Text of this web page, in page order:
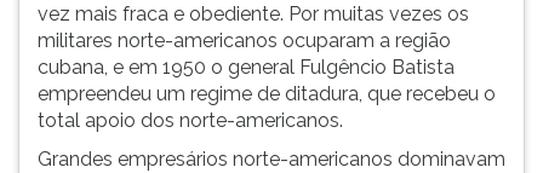
vez mais fraca e obediente. Por muitas vezes os
militares norte-americanos ocuparam a região
cubana, e em 1950 o general Fulgêncio Batista
empreendeu um regime de ditadura, que recebeu o
total apoio dos norte-americanos.
Grandes empresários norte-americanos dominavam